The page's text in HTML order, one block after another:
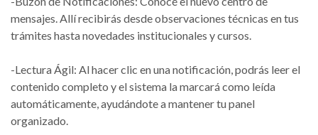
mensajes. Allí recibirás desde observaciones técnicas en tus
trámites hasta novedades institucionales y cursos.
-​Lectura Ágil: Al hacer clic en una notificación, podrás leer el
contenido completo y el sistema la marcará como leída
automáticamente, ayudándote a mantener tu panel
organizado.